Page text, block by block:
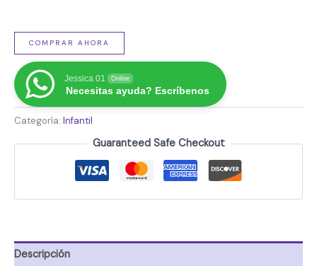
COMPRAR AHORA
Jessica 01 Online
Necesitas ayuda? Escríbenos
Categoría: Infantil
Guaranteed Safe Checkout
Descripción